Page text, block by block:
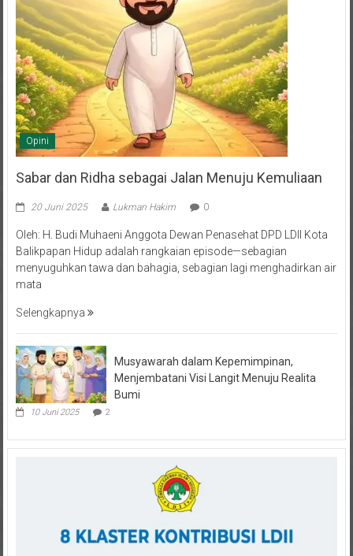
Opini
Sabar dan Ridha sebagai Jalan Menuju Kemuliaan
20 Juni 2025 Lukman Hakim 0
Oleh: H. Budi Muhaeni Anggota Dewan Penasehat DPD LDII Kota
Balikpapan Hidup adalah rangkaian episode—sebagian
menyuguhkan tawa dan bahagia, sebagian lagi menghadirkan air
mata
Selengkapnya
Musyawarah dalam Kepemimpinan,
Menjembatani Visi Langit Menuju Realita
Bumi
10 Juni 2025 2